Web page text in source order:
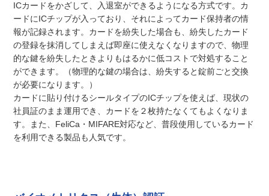
ICカードをかざして、入退室ができるようになる方式です。カ
ードにICチップが入っており、それによってカード保持者の情
報が記録されます。カードを紛失した場合も、紛失したカード
の登録を抹消してしまえば即座に使えなくなりますので、物理
的な鍵を紛失したときよりもはるかに低コストで対処すること
ができます。（物理的な鍵の場合は、紛失すると錠前ごと交換
が必要になります。）
カードに貼り付けるシールタイプのICチップを使えば、現状の
社員証のまま運用でき、カードを２枚持たなくてもよくなりま
す。また、FeliCa・MIFARE対応など、普段使用しているカード
を利用できる製品も人気です。